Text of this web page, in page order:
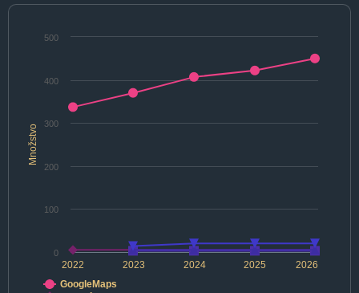
Množstvo
2022 2024 2026
2023 2025
0
100
200
300
400
500
GoogleMaps